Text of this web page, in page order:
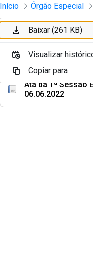
Pular para o Conteúdo
Sessões e
Início Órgão Especial
Ordenar Filtro
Ata da 2ª Sessão
19.09.2022
Ata da 1ª Sessão
06.06.2022
Baixar (261 KB)
Visualizar
Copiar para